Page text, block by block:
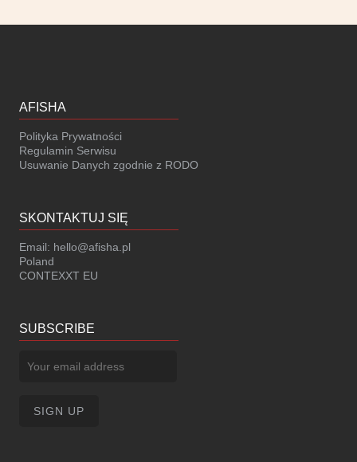
AFISHA
Polityka Prywatności
Regulamin Serwisu
Usuwanie Danych zgodnie z RODO
SKONTAKTUJ SIĘ
Email: hello@afisha.pl
Poland
CONTEXXT EU
SUBSCRIBE